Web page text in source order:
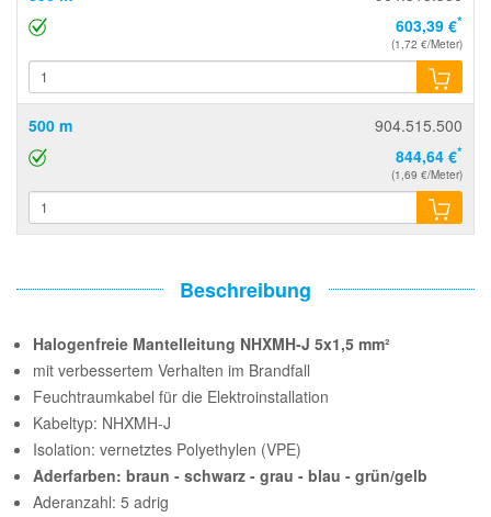
603,39 €*
(1,72 €/Meter)
500 m
904.515.500
844,64 €*
(1,69 €/Meter)
Beschreibung
Halogenfreie Mantelleitung NHXMH-J 5x1,5 mm²
mit verbessertem Verhalten im Brandfall
Feuchtraumkabel für die Elektroinstallation
Kabeltyp: NHXMH-J
Isolation: vernetztes Polyethylen (VPE)
Aderfarben: braun - schwarz - grau - blau - grün/gelb
Aderanzahl: 5 adrig